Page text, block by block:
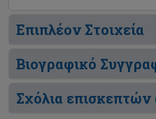
Επιπλέον Στοιχεία
Βιογραφικό
Σχόλια επισκεπτών